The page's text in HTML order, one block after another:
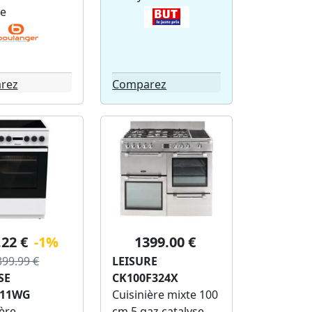
Comparez
€ -1%
€
1399.00 €
LEISURE
CK100F324X
Cuisinière mixte 100